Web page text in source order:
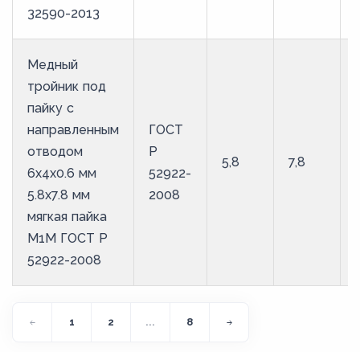
32590-2013
Медный
тройник под
пайку с
направленным
отводом
6х4х0.6 мм
5.8х7.8 мм
мягкая пайка
М1М ГОСТ Р
52922-2008
ГОСТ
Р
52922-
2008
5,8 7,8
1 2 ... 8